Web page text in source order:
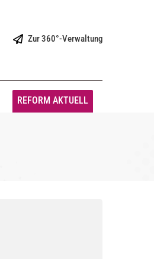
Zur 360°-Verwaltung
REFORM AKTUELL